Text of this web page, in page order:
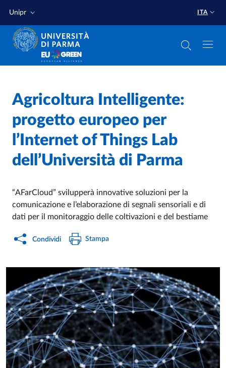
Unipr ITA
Home /
Cerca una notizia /
Agricoltura Intelligente:
progetto europeo per
l’Internet of Things Lab
dell’Università di Parma
“AFarCloud” svilupperà innovative soluzioni per la
comunicazione e l’elaborazione di segnali sensoriali e di
dati per il monitoraggio delle coltivazioni e del bestiame
Condividi Stampa